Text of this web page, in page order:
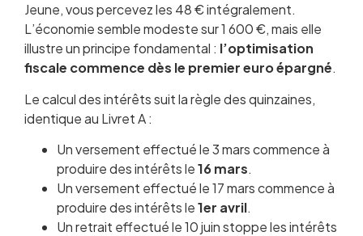
Jeune, vous percevez les 48 € intégralement.
L’économie semble modeste sur 1 600 €, mais elle
illustre un principe fondamental : l’optimisation
fiscale commence dès le premier euro épargné.
Le calcul des intérêts suit la règle des quinzaines,
identique au Livret A :
Un versement effectué le 3 mars commence à
produire des intérêts le16 mars.
Un versement effectué le 17 mars commence à
produire des intérêts le1er avril.
Un retrait effectué le 10 juin stoppe les intérêts